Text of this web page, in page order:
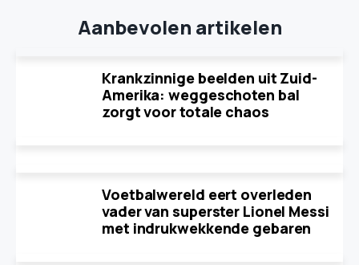
Aanbevolen artikelen
Krankzinnige beelden uit Zuid-
Amerika: weggeschoten bal
zorgt voor totale chaos
Voetbalwereld eert overleden
vader van superster Lionel Messi
met indrukwekkende gebaren